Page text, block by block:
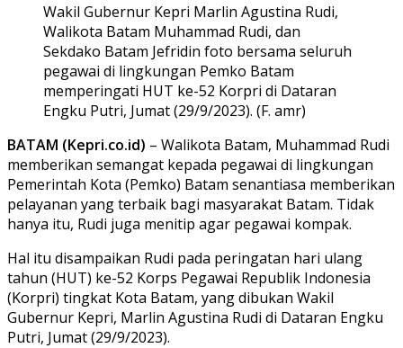
Wakil Gubernur Kepri Marlin Agustina Rudi,
Walikota Batam Muhammad Rudi, dan
Sekdako Batam Jefridin foto bersama seluruh
pegawai di lingkungan Pemko Batam
memperingati HUT ke-52 Korpri di Dataran
Engku Putri, Jumat (29/9/2023). (F. amr)
BATAM (Kepri.co.id) – Walikota Batam, Muhammad Rudi
memberikan semangat kepada pegawai di lingkungan
Pemerintah Kota (Pemko) Batam senantiasa memberikan
pelayanan yang terbaik bagi masyarakat Batam. Tidak
hanya itu, Rudi juga menitip agar pegawai kompak.
Hal itu disampaikan Rudi pada peringatan hari ulang
tahun (HUT) ke-52 Korps Pegawai Republik Indonesia
(Korpri) tingkat Kota Batam, yang dibukan Wakil
Gubernur Kepri, Marlin Agustina Rudi di Dataran Engku
Putri, Jumat (29/9/2023).